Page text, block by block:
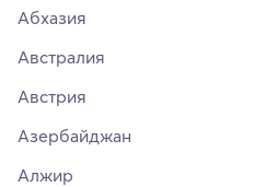
Абхазия
Австралия
Австрия
Азербайджан
Алжир